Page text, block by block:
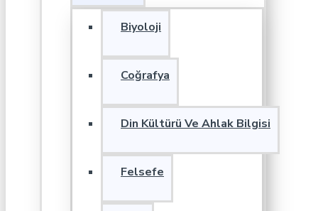
Biyoloji
Coğrafya
Din Kültürü Ve Ahlak Bilgisi
Felsefe